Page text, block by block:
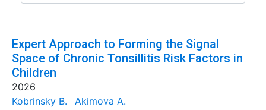
Expert Approach to Forming the Signal
Space of Chronic Tonsillitis Risk Factors in
Children
2026
Kobrinsky B.
Akimova A.